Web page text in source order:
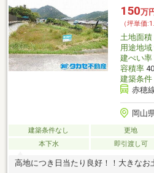
150万
（坪単価
土地面積
用途地域
建ぺい率
容積率
建築条件
赤穂
岡山
建築条件なし 更地
本下水
即引渡し可
高地につき日当たり良好！！大きなお